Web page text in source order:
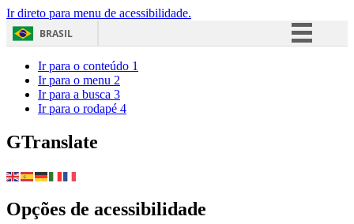
Ir direto para menu de acessibilidade.
BRASIL
Ir para o conteúdo 1
Ir para o menu 2
Ir para a busca 3
Ir para o rodapé 4
GTranslate
Opções de acessibilidade